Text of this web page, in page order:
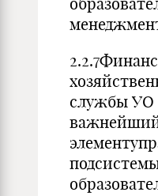
службы УО